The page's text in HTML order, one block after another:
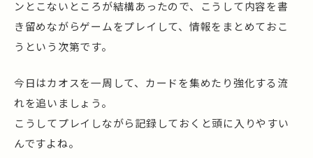
ンとこないところが結構あったので、こうして内容を書
き留めながらゲームをプレイして、情報をまとめておこ
うという次第です。
今日はカオスを一周して、カードを集めたり強化する流
れを追いましょう。
こうしてプレイしながら記録しておくと頭に入りやすい
んですよね。